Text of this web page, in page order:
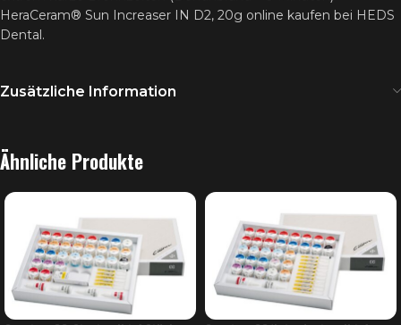
HeraCeram® Sun Increaser IN D2, 20g online kaufen bei HEDS
Dental.
Zusätzliche Information
Ähnliche Produkte